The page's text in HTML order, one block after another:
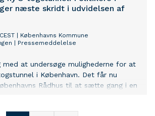
næste skridt i udvidelsen af
Københavns Kommune
Pressemeddelelse
med at undersøge mulighederne for at
i København. Det får nu
Rådhus til at sætte gang i en